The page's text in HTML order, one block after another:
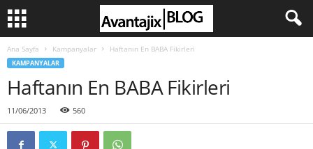
Ana Sayfa Kampanyalar Haftanın En BABA Fikirleri
KAMPANYALAR
Haftanın En BABA Fikirleri
11/06/2013 560